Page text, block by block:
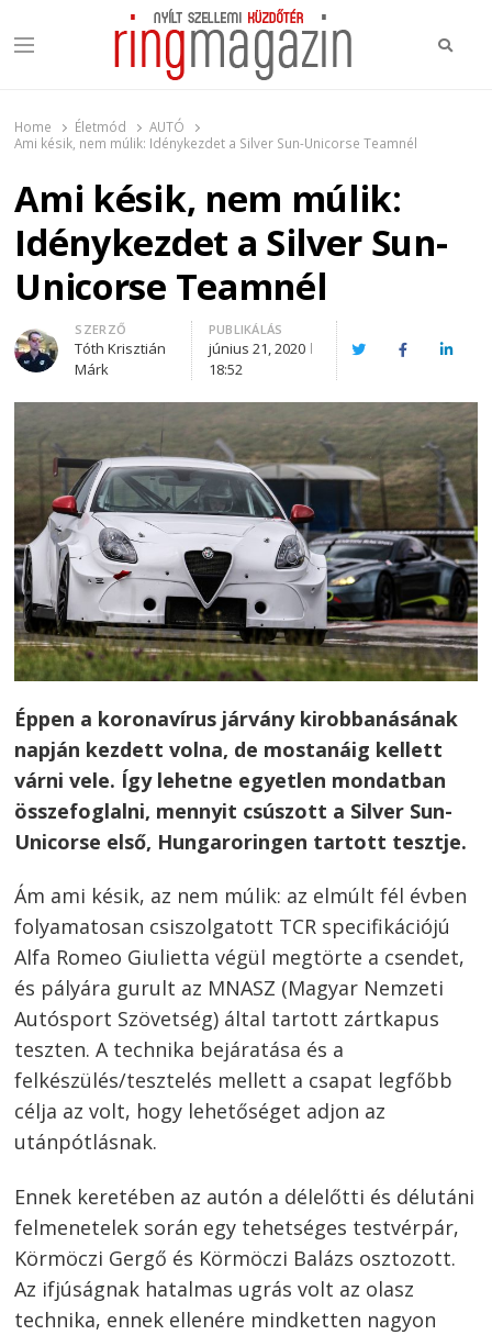
Menu
Home Életmód
AUTÓ
Ami késik, nem múlik: Idénykezdet a Silver Sun-Unicorse Teamnél
Ami késik, nem múlik:
Idénykezdet a Silver Sun-
Unicorse Teamnél
Author
SZERZŐ
Tóth Krisztián
Márk
PUBLIKÁLÁS
június 21, 2020
18:52
TwitterFacebook
Éppen a koronavírus járvány kirobbanásának
napján kezdett volna, de mostanáig kellett
várni vele. Így lehetne egyetlen mondatban
összefoglalni, mennyit csúszott a Silver Sun-
Unicorse első, Hungaroringen tartott tesztje.
Ám ami késik, az nem múlik: az elmúlt fél évben
folyamatosan csiszolgatott TCR specifikációjú
Alfa Romeo Giulietta végül megtörte a csendet,
és pályára gurult az MNASZ (Magyar Nemzeti
Autósport Szövetség) által tartott zártkapus
teszten. A technika bejáratása és a
felkészülés/tesztelés mellett a csapat legfőbb
célja az volt, hogy lehetőséget adjon az
utánpótlásnak.
Ennek keretében az autón a délelőtti és délutáni
felmenetelek során egy tehetséges testvérpár,
Körmöczi Gergő és Körmöczi Balázs osztozott.
Az ifjúságnak hatalmas ugrás volt az olasz
technika, ennek ellenére mindketten nagyon